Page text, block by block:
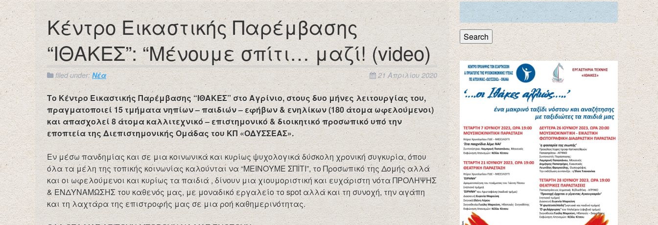
Κέντρο Εικαστικής Παρέμβασης
“ΙΘΑΚΕΣ”: “Μένουμε σπίτι… μαζί! (video)
21 Απριλίου 2020
filed under:Νέα
Το Κέντρο Εικαστικής Παρέμβασης “ΙΘΑΚΕΣ” στο Αγρίνιο, στους δυο μήνες λειτουργίας του,
πραγματοποιεί 15 τμήματα νηπίων – παιδιών – εφήβων & ενηλίκων (180 άτομα ωφελούμενοι)
και απασχολεί 8 άτομα καλλιτεχνικό – επιστημονικό & διοικητικό προσωπικό υπό την
εποπτεία της Διεπιστημονικής Ομάδας του ΚΠ «ΟΔΥΣΣΕΑΣ».
Εν μέσω πανδημίας και σε μια κοινωνικά και κυρίως ψυχολογικά δύσκολη χρονική συγκυρία, όπου
όλα τα μέλη της τοπικής κοινωνίας καλούνται να “ΜΕΙΝΟΥΜΕ ΣΠΙΤΙ”, το Προσωπικό της Δομής αλλά
και οι ωφελούμενοι και κυρίως τα παιδιά , δίνουν μια χιουμοριστική και ευχάριστη νότα ΠΡΟΛΗΨΗΣ
& ΕΝΔΥΝΑΜΩΣΗΣ του καθενός μας, με μοναδικό εργαλείο τo spot αλλά και τη συνοχή, την αγάπη
και τη λαχτάρα της επιστροφής μας σε μια ροή καθημερινότητας.
Search
for:
Search